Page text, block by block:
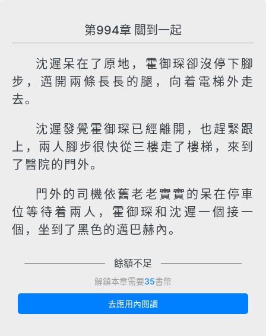
第994章 關到一起
沈遲呆在了原地，霍御琛卻沒停下腳
步，邁開兩條長長的腿，向着電梯外走
去。
沈遲發覺霍御琛已經離開，也趕緊跟
上，兩人腳步很快從三樓走了樓梯，來到
了醫院的門外。
門外的司機依舊老老實實的呆在停車
位等待着兩人，霍御琛和沈遲一個接一
個，坐到了黑色的邁巴赫內。
餘額不足
解鎖本章需要35書幣
去應用內閱讀